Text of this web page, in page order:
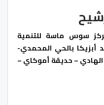
سوس ماسة للتنمية
أبزيكا بالحي المحمدي-
الهادي – حديقة أموكاي –